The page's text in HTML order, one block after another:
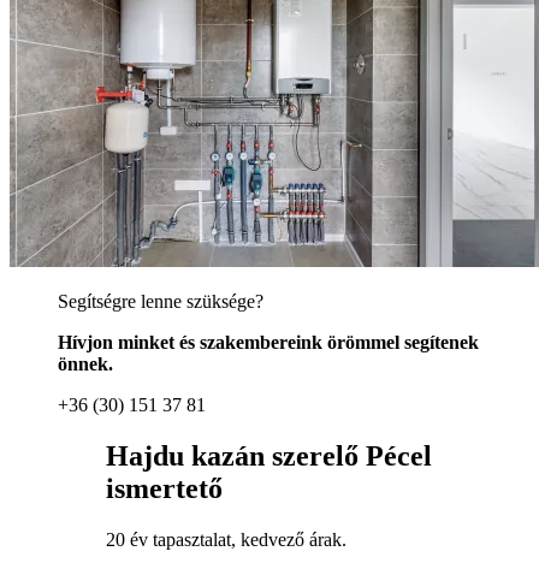
Segítségre lenne szüksége?
Hívjon minket és szakembereink örömmel segítenek
önnek.
+36 (30) 151 37 81
Hajdu kazán szerelő Pécel
ismertető
20 év tapasztalat, kedvező árak.